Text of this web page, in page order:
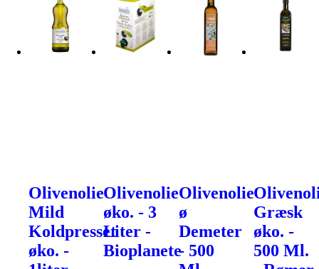
Olivenolie
Mild
Koldpresset
øko. -
Olivenolie
øko. - 3
Liter -
Bioplanete
Olivenolie
ø
Demeter
- 500
Græsk
øko. -
500 Ml.